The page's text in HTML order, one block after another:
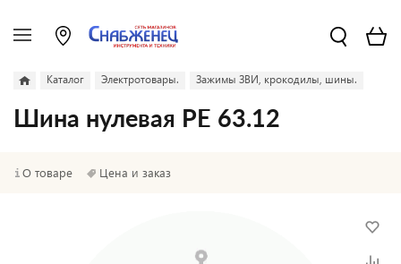
Каталог Электротовары. Зажимы ЗВИ, крокодилы, шины.
Шина нулевая PE 63.12
О товаре Цена и заказ